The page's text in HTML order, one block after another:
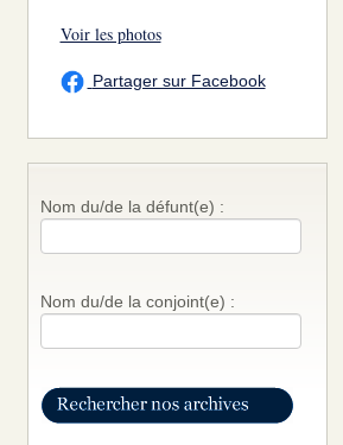
Voir les photos
Partager sur Facebook
Nom du/de la défunt(e) :
Nom du/de la conjoint(e) :